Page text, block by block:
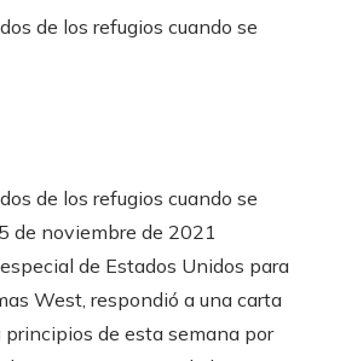
de los refugios cuando se
de los refugios cuando se
de noviembre de 2021
de Estados Unidos para
West, respondió a una carta
de esta semana por